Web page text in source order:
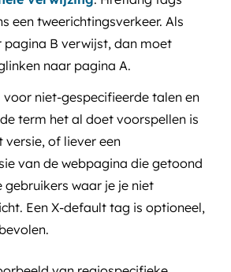
een tweerichtingsverkeer. Als
pagina B verwijst, dan moet
naar pagina A.
voor niet-gespecifieerde talen en
term het al doet voorspellen is
versie, of liever een
van de webpagina die getoond
waar je je niet
Een X-default tag is optioneel,